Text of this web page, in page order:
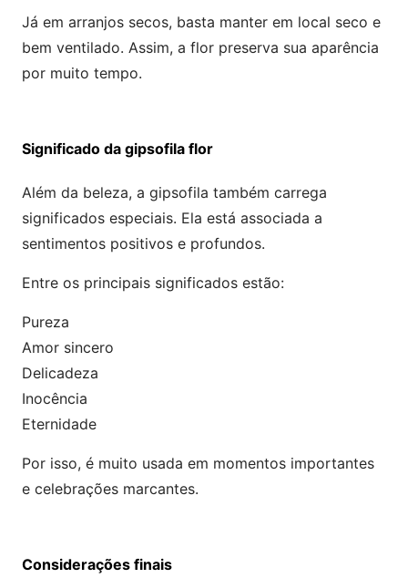
Já em arranjos secos, basta manter em local seco e
bem ventilado. Assim, a flor preserva sua aparência
por muito tempo.
Significado da gipsofila flor
Além da beleza, a gipsofila também carrega
significados especiais. Ela está associada a
sentimentos positivos e profundos.
Entre os principais significados estão:
Pureza
Amor sincero
Delicadeza
Inocência
Eternidade
Por isso, é muito usada em momentos importantes
e celebrações marcantes.
Considerações finais